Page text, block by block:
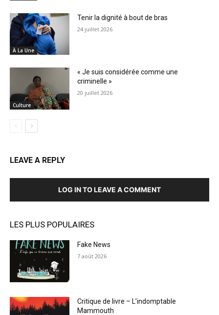
À La Une
Tenir la dignité à bout de bras
24 juillet 2026
Culture
« Je suis considérée comme une
criminelle »
20 juillet 2026
LEAVE A REPLY
LOG IN TO LEAVE A COMMENT
LES PLUS POPULAIRES
Fake News
7 août 2026
Critique de livre – L’indomptable
Mammouth